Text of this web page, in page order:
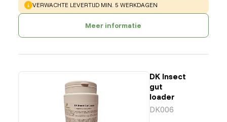
WARNING:
VERWACHTE LEVERTIJD MIN. 5 WERKDAGEN
Meer informatie
DK Insect
gut
loader
DK006